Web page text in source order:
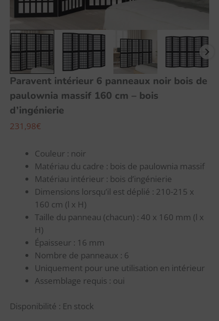
Paravent intérieur 6 panneaux noir bois de
paulownia massif 160 cm – bois
d’ingénierie
231,98€
Couleur : noir
Matériau du cadre : bois de paulownia massif
Matériau intérieur : bois d’ingénierie
Dimensions lorsqu’il est déplié : 210-215 x
160 cm (l x H)
Taille du panneau (chacun) : 40 x 160 mm (l x
H)
Épaisseur : 16 mm
Nombre de panneaux : 6
Uniquement pour une utilisation en intérieur
Assemblage requis : oui
Disponibilité : En stock
bois